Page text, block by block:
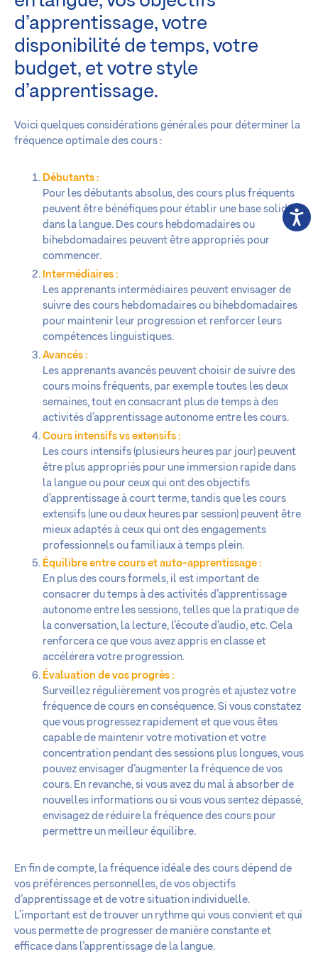
d’apprentissage, votre
disponibilité de temps, votre
budget, et votre style
d’apprentissage.
Voici quelques considérations générales pour déterminer la
fréquence optimale des cours :
Débutants :
Pour les débutants absolus, des cours plus fréquents
peuvent être bénéfiques pour établir une base solide
dans la langue. Des cours hebdomadaires ou
bihebdomadaires peuvent être appropriés pour
commencer.
Intermédiaires :
Les apprenants intermédiaires peuvent envisager de
suivre des cours hebdomadaires ou bihebdomadaires
pour maintenir leur progression et renforcer leurs
compétences linguistiques.
Avancés :
Les apprenants avancés peuvent choisir de suivre des
cours moins fréquents, par exemple toutes les deux
semaines, tout en consacrant plus de temps à des
activités d’apprentissage autonome entre les cours.
Cours intensifs vs extensifs :
Les cours intensifs (plusieurs heures par jour) peuvent
être plus appropriés pour une immersion rapide dans
la langue ou pour ceux qui ont des objectifs
d’apprentissage à court terme, tandis que les cours
extensifs (une ou deux heures par session) peuvent être
mieux adaptés à ceux qui ont des engagements
professionnels ou familiaux à temps plein.
Équilibre entre cours et auto-apprentissage :
En plus des cours formels, il est important de
consacrer du temps à des activités d’apprentissage
autonome entre les sessions, telles que la pratique de
la conversation, la lecture, l’écoute d’audio, etc. Cela
renforcera ce que vous avez appris en classe et
accélérera votre progression.
Évaluation de vos progrès :
Surveillez régulièrement vos progrès et ajustez votre
fréquence de cours en conséquence. Si vous constatez
que vous progressez rapidement et que vous êtes
capable de maintenir votre motivation et votre
concentration pendant des sessions plus longues, vous
pouvez envisager d’augmenter la fréquence de vos
cours. En revanche, si vous avez du mal à absorber de
nouvelles informations ou si vous vous sentez dépassé,
envisagez de réduire la fréquence des cours pour
permettre un meilleur équilibre.
En fin de compte, la fréquence idéale des cours dépend de
vos préférences personnelles, de vos objectifs
d’apprentissage et de votre situation individuelle.
L’important est de trouver un rythme qui vous convient et qui
vous permette de progresser de manière constante et
efficace dans l’apprentissage de la langue.